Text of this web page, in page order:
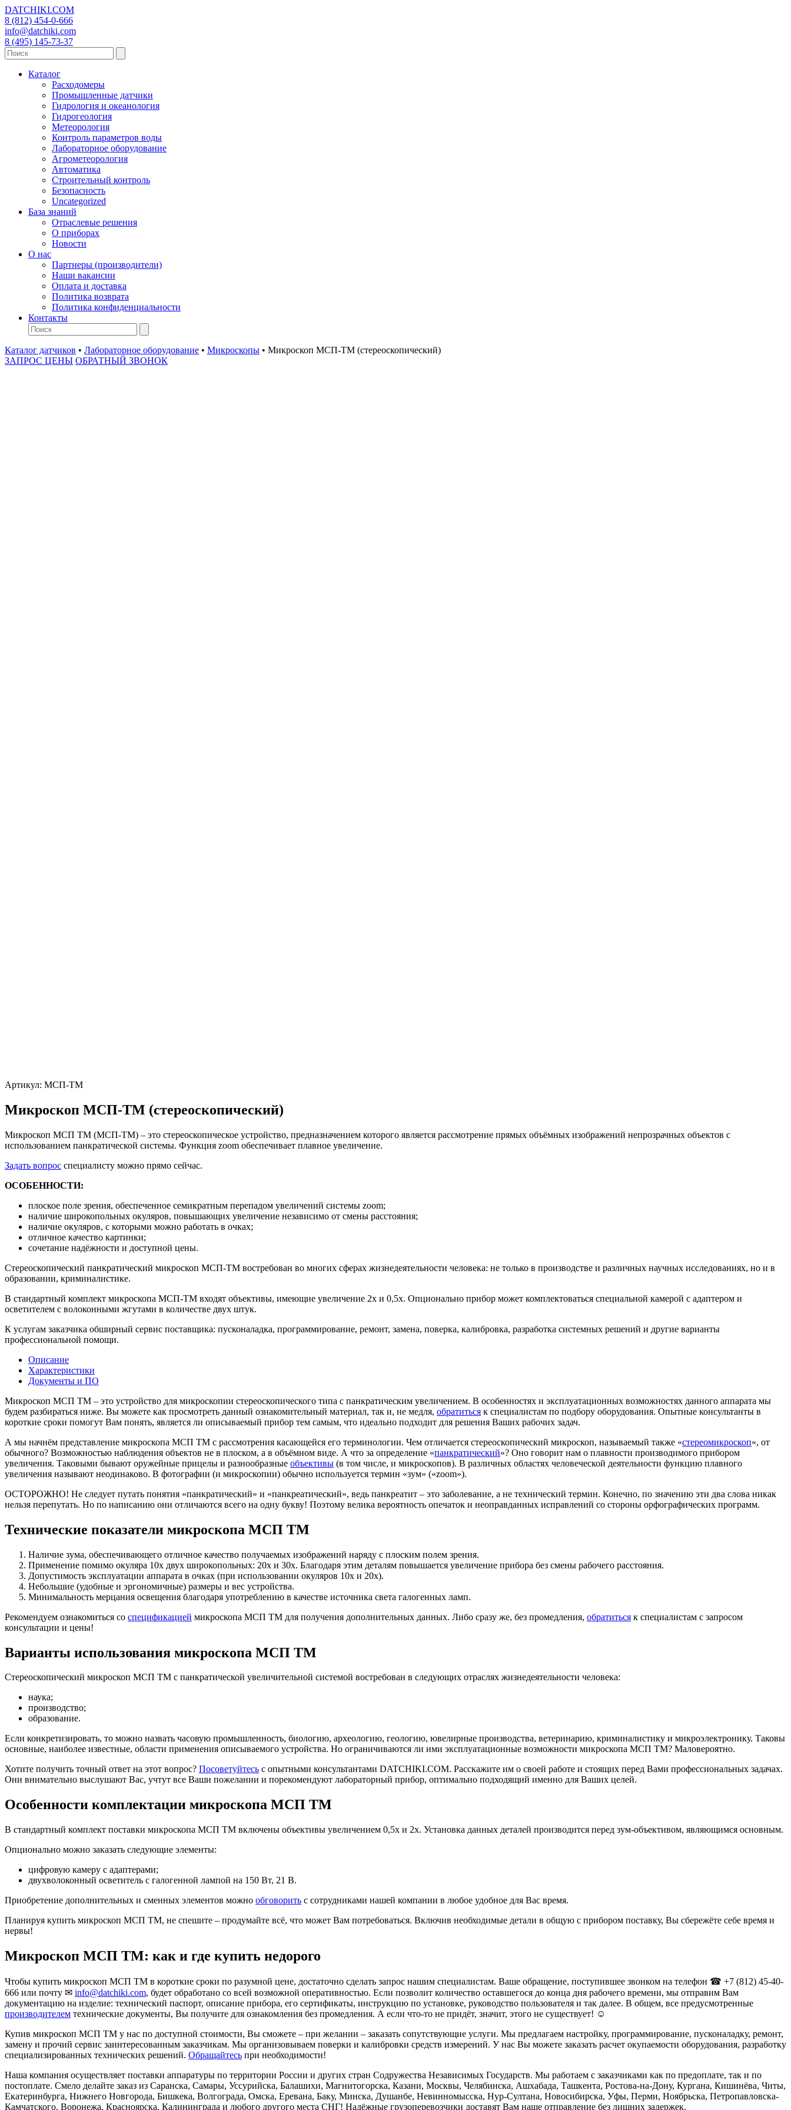
DATCHIKI.COM
8 (812) 454-0-666
info@datchiki.com
8 (495) 145-73-37
Каталог
Расходомеры
Промышленные датчики
Гидрология и океанология
Гидрогеология
Метеорология
Контроль параметров воды
Лабораторное оборудование
Агрометеорология
Автоматика
Строительный контроль
Безопасность
Uncategorized
База знаний
Отраслевые решения
О приборах
Новости
О нас
Партнеры (производители)
Наши вакансии
Оплата и доставка
Политика возврата
Политика конфиденциальности
Контакты
Каталог датчиков • Лабораторное оборудование • Микроскопы • Микроскоп МСП-ТМ (стереоскопический)
ЗАПРОС ЦЕНЫ ОБРАТНЫЙ ЗВОНОК
Артикул: МСП-ТМ
Микроскоп МСП-ТМ (стереоскопический)
Микроскоп МСП ТМ (МСП-ТМ) – это стереоскопическое устройство, предназначением которого является рассмотрение прямых объёмных изображений непрозрачных объектов с
использованием панкратической системы. Функция zoom обеспечивает плавное увеличение.
Задать вопрос специалисту можно прямо сейчас.
ОСОБЕННОСТИ:
плоское поле зрения, обеспеченное семикратным перепадом увеличений системы zoom;
наличие широкопольных окуляров, повышающих увеличение независимо от смены расстояния;
наличие окуляров, с которыми можно работать в очках;
отличное качество картинки;
сочетание надёжности и доступной цены.
Стереоскопический панкратический микроскоп МСП-ТМ востребован во многих сферах жизнедеятельности человека: не только в производстве и различных научных исследованиях, но и в
образовании, криминалистике.
В стандартный комплект микроскопа МСП-ТМ входят объективы, имеющие увеличение 2х и 0,5х. Опционально прибор может комплектоваться специальной камерой с адаптером и
осветителем с волоконными жгутами в количестве двух штук.
К услугам заказчика обширный сервис поставщика: пусконаладка, программирование, ремонт, замена, поверка, калибровка, разработка системных решений и другие варианты
профессиональной помощи.
Описание
Характеристики
Документы и ПО
Микроскоп МСП ТМ – это устройство для микроскопии стереоскопического типа с панкратическим увеличением. В особенностях и эксплуатационных возможностях данного аппарата мы
будем разбираться ниже. Вы можете как просмотреть данный ознакомительный материал, так и, не медля, обратиться к специалистам по подбору оборудования. Опытные консультанты в
короткие сроки помогут Вам понять, является ли описываемый прибор тем самым, что идеально подходит для решения Ваших рабочих задач.
А мы начнём представление микроскопа МСП ТМ с рассмотрения касающейся его терминологии. Чем отличается стереоскопический микроскоп, называемый также «стереомикроскоп«, от
обычного? Возможностью наблюдения объектов не в плоском, а в объёмном виде. А что за определение «панкратический«? Оно говорит нам о плавности производимого прибором
увеличения. Таковыми бывают оружейные прицелы и разнообразные объективы (в том числе, и микроскопов). В различных областях человеческой деятельности функцию плавного
увеличения называют неодинаково. В фотографии (и микроскопии) обычно используется термин «зум» («zoom»).
ОСТОРОЖНО! Не следует путать понятия «панкратический» и «панкреатический», ведь панкреатит – это заболевание, а не технический термин. Конечно, по значению эти два слова никак
нельзя перепутать. Но по написанию они отличаются всего на одну букву! Поэтому велика вероятность опечаток и неоправданных исправлений со стороны орфографических программ.
Технические показатели микроскопа МСП ТМ
Наличие зума, обеспечивающего отличное качество получаемых изображений наряду с плоским полем зрения.
Применение помимо окуляра 10х двух широкопольных: 20х и 30х. Благодаря этим деталям повышается увеличение прибора без смены рабочего расстояния.
Допустимость эксплуатации аппарата в очках (при использовании окуляров 10х и 20х).
Небольшие (удобные и эргономичные) размеры и вес устройства.
Минимальность мерцания освещения благодаря употреблению в качестве источника света галогенных ламп.
Рекомендуем ознакомиться со спецификацией микроскопа МСП ТМ для получения дополнительных данных. Либо сразу же, без промедления, обратиться к специалистам с запросом
консультации и цены!
Варианты использования микроскопа МСП ТМ
Стереоскопический микроскоп МСП ТМ с панкратической увеличительной системой востребован в следующих отраслях жизнедеятельности человека:
наука;
производство;
образование.
Если конкретизировать, то можно назвать часовую промышленность, биологию, археологию, геологию, ювелирные производства, ветеринарию, криминалистику и микроэлектронику. Таковы
основные, наиболее известные, области применения описываемого устройства. Но ограничиваются ли ими эксплуатационные возможности микроскопа МСП ТМ? Маловероятно.
Хотите получить точный ответ на этот вопрос? Посоветуйтесь с опытными консультантами DATCHIKI.COM. Расскажите им о своей работе и стоящих перед Вами профессиональных задачах.
Они внимательно выслушают Вас, учтут все Ваши пожелании и порекомендуют лабораторный прибор, оптимально подходящий именно для Ваших целей.
Особенности комплектации микроскопа МСП ТМ
В стандартный комплект поставки микроскопа МСП ТМ включены объективы увеличением 0,5х и 2х. Установка данных деталей производится перед зум-объективом, являющимся основным.
Опционально можно заказать следующие элементы:
цифровую камеру с адаптерами;
двухволоконный осветитель с галогенной лампой на 150 Вт, 21 В.
Приобретение дополнительных и сменных элементов можно обговорить с сотрудниками нашей компании в любое удобное для Вас время.
Планируя купить микроскоп МСП ТМ, не спешите – продумайте всё, что может Вам потребоваться. Включив необходимые детали в общую с прибором поставку, Вы сбережёте себе время и
нервы!
Микроскоп МСП ТМ: как и где купить недорого
Чтобы купить микроскоп МСП ТМ в короткие сроки по разумной цене, достаточно сделать запрос нашим специалистам. Ваше обращение, поступившее звонком на телефон ☎ +7 (812) 45-40-
666 или почту ✉ info@datchiki.com, будет обработано со всей возможной оперативностью. Если позволит количество оставшегося до конца дня рабочего времени, мы отправим Вам
документацию на изделие: технический паспорт, описание прибора, его сертификаты, инструкцию по установке, руководство пользователя и так далее. В общем, все предусмотренные
производителем технические документы, Вы получите для ознакомления без промедления. А если что-то не придёт, значит, этого не существует! ☺
Купив микроскоп МСП ТМ у нас по доступной стоимости, Вы сможете – при желании – заказать сопутствующие услуги. Мы предлагаем настройку, программирование, пусконаладку, ремонт,
замену и прочий сервис заинтересованным заказчикам. Мы организовываем поверки и калибровки средств измерений. У нас Вы можете заказать расчет окупаемости оборудования, разработку
специализированных технических решений. Обращайтесь при необходимости!
Наша компания осуществляет поставки аппаратуры по территории России и других стран Содружества Независимых Государств. Мы работаем с заказчиками как по предоплате, так и по
постоплате. Смело делайте заказ из Саранска, Самары, Уссурийска, Балашихи, Магнитогорска, Казани, Москвы, Челябинска, Ашхабада, Ташкента, Ростова-на-Дону, Кургана, Кишинёва, Читы,
Екатеринбурга, Нижнего Новгорода, Бишкека, Волгограда, Омска, Еревана, Баку, Минска, Душанбе, Невинномысска, Нур-Султана, Новосибирска, Уфы, Перми, Ноябрьска, Петропавловска-
Камчатского, Воронежа, Красноярска, Калининграда и любого другого места СНГ! Надёжные грузоперевозчики доставят Вам наше отправление без лишних задержек.